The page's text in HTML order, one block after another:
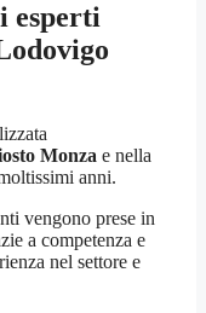
esperti
Monza e nella
anni.
vengono prese in
a competenza e
nel settore e